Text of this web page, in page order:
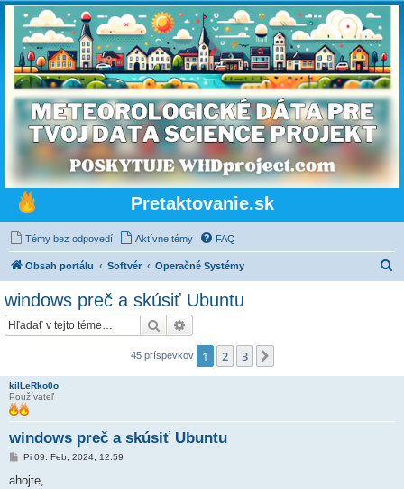
Pretaktovanie.sk
Témy bez odpovedí Aktívne témy FAQ
Obsah portálu Softvér Operačné Systémy
windows preč a skúsiť Ubuntu
Hľadať
45 príspevkov 1 2 3
kilLeRko0o
Používateľ
windows preč a skúsiť Ubuntu
P
í
Pi 09. Feb, 2024, 12:59
ahojte,